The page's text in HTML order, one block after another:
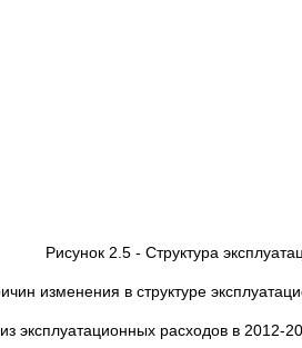
Рисунок 2.5 - Структура
изменения в структуре
эксплуатационных расходов в 2012-